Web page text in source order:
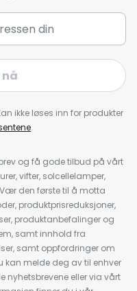
ikke løses inn for produkter
.
og få gode tilbud på vårt
vifter, solcellelamper,
den første til å motta
produktprisreduksjoner,
produktanbefalinger og
samt innhold fra
samt oppfordringer om
kan melde deg av til enhver
nyhetsbrevene eller via vårt